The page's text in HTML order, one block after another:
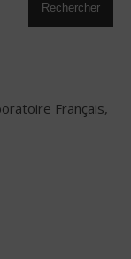
Rechercher
Français,